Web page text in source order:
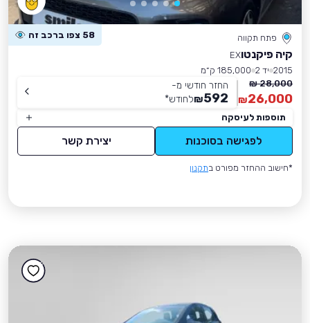
פתח תקווה 58 צפו ברכב זה
קיה פיקנטוEX
2015 יד 2
185,000 ק״מ
28,000 ₪
26,000
₪
החזר חודשי מ-
592
₪לחודש*
תוספות לעיסקה
לפגישה בסוכנות יצירת קשר
*חישוב ההחזר מפורט בתקנון